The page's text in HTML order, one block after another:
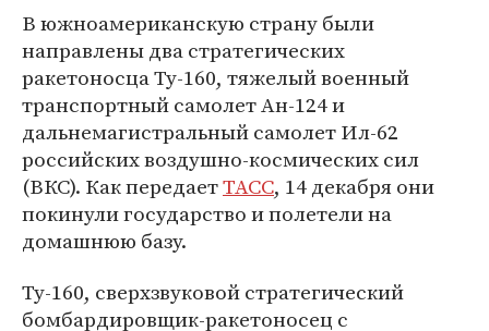
В южноамериканскую страну были
направлены два стратегических
ракетоносца Ту-160, тяжелый военный
транспортный самолет Ан-124 и
дальнемагистральный самолет Ил-62
российских воздушно-космических сил
(ВКС). Как передаетТАСС, 14 декабря они
покинули государство и полетели на
домашнюю базу.
Ту-160, сверхзвуковой стратегический
бомбардировщик-ракетоносец с